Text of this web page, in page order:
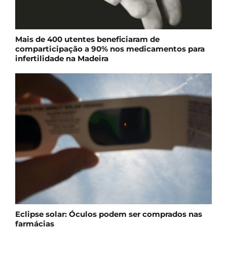
Mais de 400 utentes beneficiaram de
comparticipação a 90% nos medicamentos para
infertilidade na Madeira
Eclipse solar: Óculos podem ser comprados nas
farmácias